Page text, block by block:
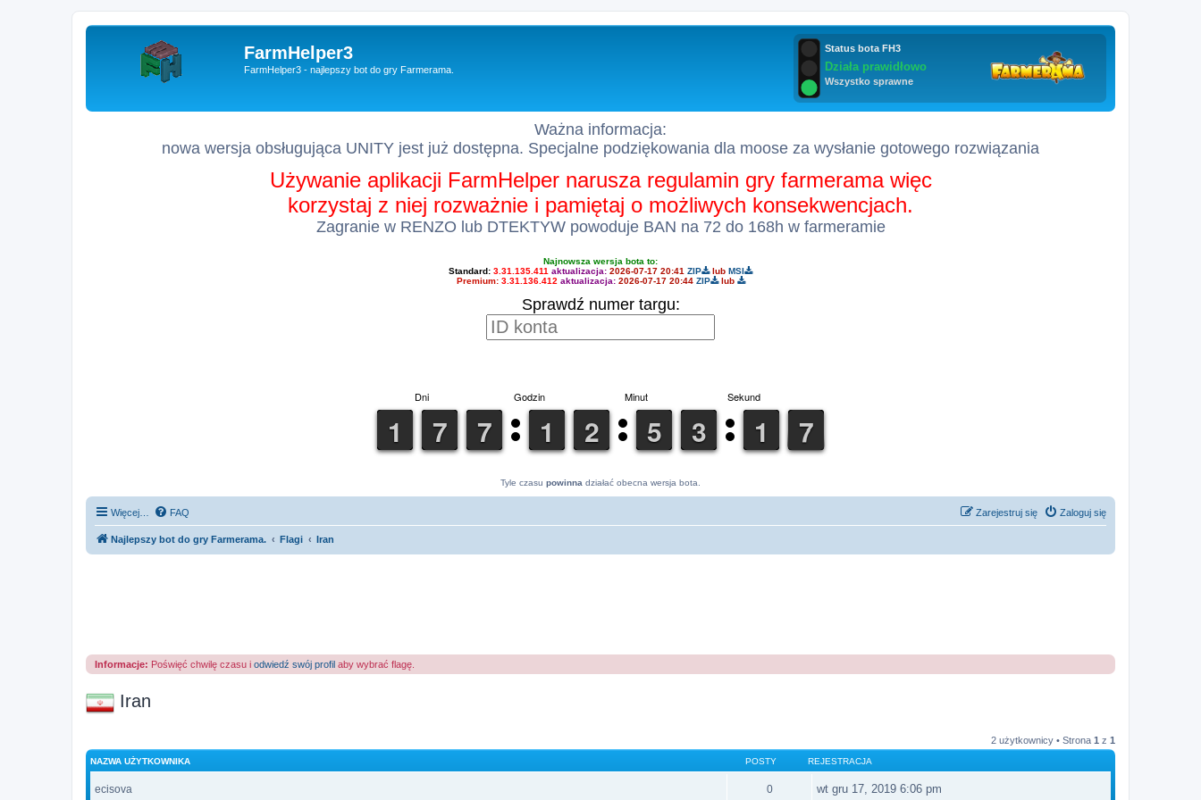
FarmHelper3
FarmHelper3 - najlepszy bot do gry Farmerama.
Ważna informacja:
nowa wersja obsługująca UNITY jest już dostępna. Specjalne podziękowania dla moose za wysłanie gotowego rozwiązania
Używanie aplikacji FarmHelper narusza regulamin gry farmerama więc
korzystaj z niej rozważnie i pamiętaj o możliwych konsekwencjach.
Zagranie w RENZO lub DTEKTYW powoduje BAN na 72 do 168h w farmeramie
Najnowsza wersja bota to:
Standard: 3.31.135.411 aktualizacja: 2026-07-17 20:41 ZIP lub MSI
Premium: 3.31.136.412 aktualizacja: 2026-07-17 20:44 ZIP lub
Sprawdź numer targu:
Tyle czasu powinna działać obecna wersja bota.
Więcej… FAQ Zaloguj się
Zarejestruj się
Najlepszy bot do gry Farmerama. Flagi Iran
Informacje: Poświęć chwilę czasu i odwiedź swój profil aby wybrać flagę.
Iran
2 użytkownicy • Strona 1 z 1
NAZWA UŻYTKOWNIKA POSTY REJESTRACJA
ecisova 0 wt gru 17, 2019 6:06 pm